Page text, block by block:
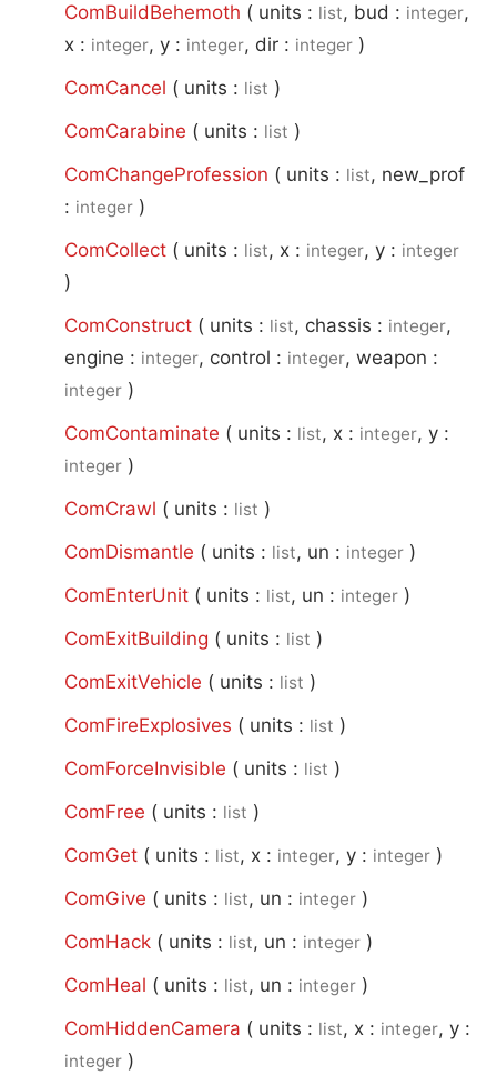
ComBuildBehemoth ( units : list, bud : integer,
x : integer, y : integer, dir : integer )
ComCancel ( units : list )
ComCarabine ( units : list )
ComChangeProfession ( units : list, new_prof
: integer )
ComCollect ( units : list, x : integer, y : integer
)
ComConstruct ( units : list, chassis : integer,
engine : integer, control : integer, weapon :
integer )
ComContaminate ( units : list, x : integer, y :
integer )
ComCrawl ( units : list )
ComDismantle ( units : list, un : integer )
ComEnterUnit ( units : list, un : integer )
ComExitBuilding ( units : list )
ComExitVehicle ( units : list )
ComFireExplosives ( units : list )
ComForceInvisible ( units : list )
ComFree ( units : list )
ComGet ( units : list, x : integer, y : integer )
ComGive ( units : list, un : integer )
ComHack ( units : list, un : integer )
ComHeal ( units : list, un : integer )
ComHiddenCamera ( units : list, x : integer, y :
integer )